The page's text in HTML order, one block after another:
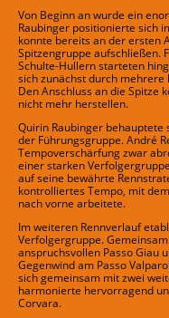
Von Beginn an wurde ein
Raubinger positionierte sich
konnte bereits an der ersten
Spitzengruppe aufschließen.
Schulte-Hullern starteten
sich zunächst durch
Den Anschluss an die Spitze
nicht mehr herstellen.
Quirin Raubinger behauptete
der Führungsgruppe. André
Tempoverschärfung zwar
einer starken
auf seine bewährte
kontrolliertes Tempo, mit
nach vorne arbeitete.
Im weiteren Rennverlauf
Verfolgergruppe.
anspruchsvollen Passo Giau
Gegenwind am Passo
sich gemeinsam mit zwei
harmonierte hervorragend
Corvara.